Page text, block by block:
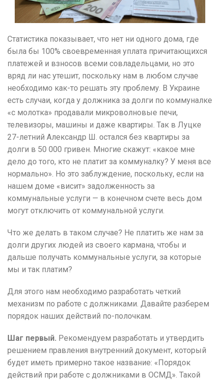
Статистика показывает, что нет ни одного дома, где
была бы 100% своевременная уплата причитающихся
платежей и взносов всеми совладельцами, но это
вряд ли нас утешит, поскольку нам в любом случае
необходимо как-то решать эту проблему. В Украине
есть случаи, когда у должника за долги по коммуналке
«с молотка» продавали микроволновые печи,
телевизоры, машины и даже квартиры. Так в Луцке
27-летний Александр Ш. остался без квартиры за
долги в 50 000 гривен. Многие скажут: «какое мне
дело до того, кто не платит за коммуналку? У меня все
нормально». Но это заблуждение, поскольку, если на
нашем доме «висит» задолженность за
коммунальные услуги — в конечном счете весь дом
могут отключить от коммунальной услуги.
Что же делать в таком случае? Не платить же нам за
долги других людей из своего кармана, чтобы и
дальше получать коммунальные услуги, за которые
мы и так платим?
Для этого нам необходимо разработать четкий
механизм по работе с должниками. Давайте разберем
порядок наших действий по-полочкам.
Шаг первый. Рекомендуем разработать и утвердить
решением правления внутренний документ, который
будет иметь примерно такое название: «Порядок
действий при работе с должниками в ОСМД». Такой